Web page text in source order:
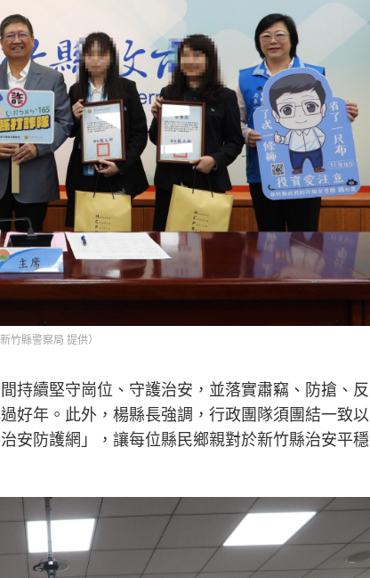
新竹縣警察局 提供）
持續堅守崗位、守護治安，並落實肅竊、防搶、反
好年。此外，楊縣長強調，行政團隊須團結一致以
安防護網」，讓每位縣民鄉親對於新竹縣治安平穩